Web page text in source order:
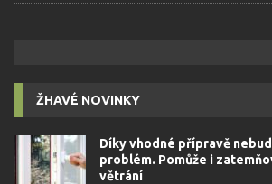
ŽHAVÉ NOVINKY
Díky vhodné přípravě
problém. Pomůže i
větrání